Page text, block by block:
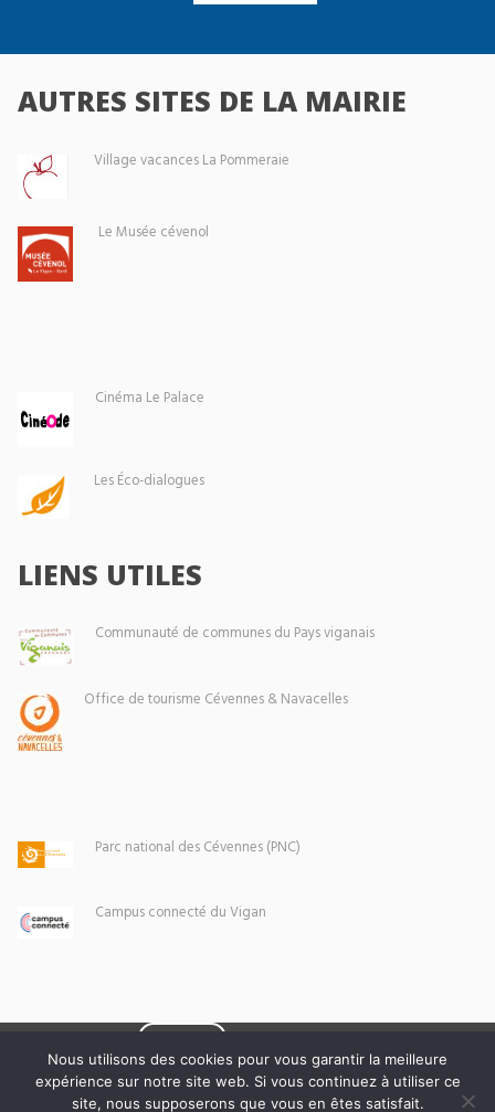
AUTRES SITES DE LA MAIRIE
Village vacances La Pommeraie
Le Musée cévenol
Cinéma Le Palace
Les Éco-dialogues
LIENS UTILES
Communauté de communes du Pays viganais
Office de tourisme Cévennes & Navacelles
Parc national des Cévennes (PNC)
Campus connecté du Vigan
Mentions légales
Nous utilisons des cookies pour vous garantir la meilleure
expérience sur notre site web. Si vous continuez à utiliser ce
site, nous supposerons que vous en êtes satisfait.